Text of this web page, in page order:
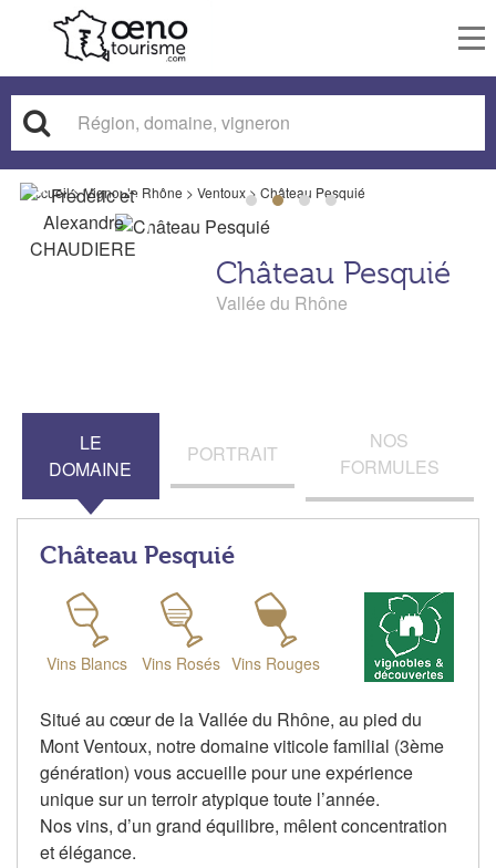
Accueil>Vignoble Rhône > Ventoux> Château Pesquié
Château Pesquié
Vallée du Rhône
LE
DOMAINE
PORTRAIT
NOS
FORMULES
Château Pesquié
Vins Blancs Vins Rosés Vins Rouges
Situé au cœur de la Vallée du Rhône, au pied du
Mont Ventoux, notre domaine viticole familial (3ème
génération) vous accueille pour une expérience
unique sur un terroir atypique toute l’année.
Nos vins, d’un grand équilibre, mêlent concentration
et élégance.